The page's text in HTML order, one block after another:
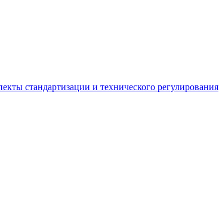
стандартизации и технического регулирования